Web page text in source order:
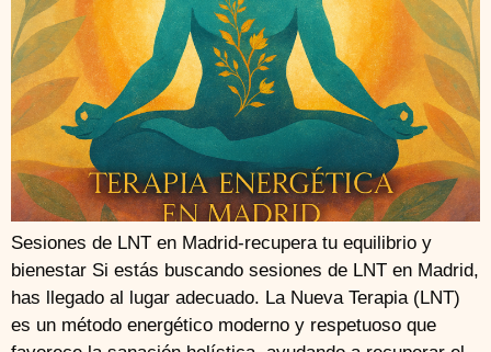
Sesiones de LNT en Madrid-recupera tu equilibrio y
bienestar Si estás buscando sesiones de LNT en Madrid,
has llegado al lugar adecuado. La Nueva Terapia (LNT)
es un método energético moderno y respetuoso que